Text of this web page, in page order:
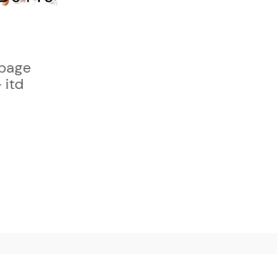
itd